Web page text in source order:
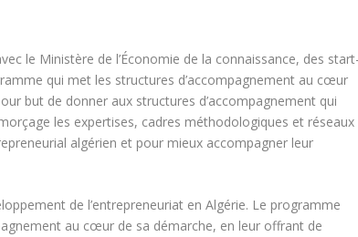
le Ministère de l’Économie de la connaissance, des
qui met les structures d’accompagnement au cœur
but de donner aux structures d’accompagnement qui
les expertises, cadres méthodologiques et réseaux
algérien et pour mieux accompagner leur
de l’entrepreneuriat en Algérie. Le programme
au cœur de sa démarche, en leur offrant de